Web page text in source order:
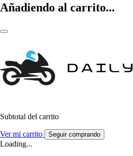
Añadiendo al carrito...
Subtotal del carrito
Ver mi carrito Seguir comprando
Loading...